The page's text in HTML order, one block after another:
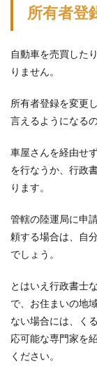
所有者登
自動車を売買した
りません。
所有者登録を変更
言えるようになるの
車屋さんを経由せ
を行なうか、行政
ります。
管轄の陸運局に申
頼する場合は、自
でしょう。
とはいえ行政書士
で、お住まいの地
ない場合には、く
応可能な専門家を
ください。